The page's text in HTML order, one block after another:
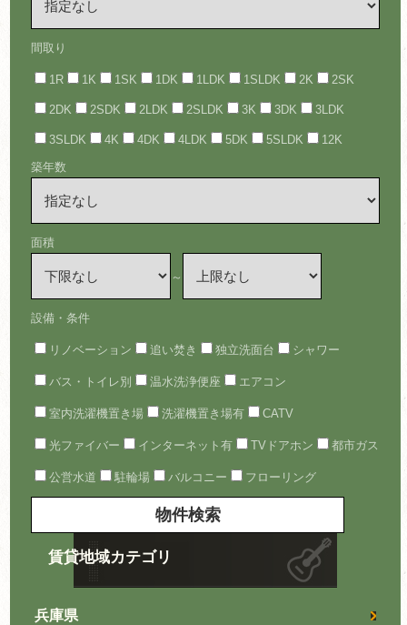
間取り
1R 1K 1SK 1DK 1LDK 1SLDK 2K 2SK
2DK 2SDK 2LDK 2SLDK 3K 3DK 3LDK
3SLDK 4K 4DK 4LDK 5DK 5SLDK
12K
築年数
面積
～
設備・条件
リノベーション 追い焚き 独立洗面台 シャワー
バス・トイレ別 温水洗浄便座 エアコン
室内洗濯機置き場 洗濯機置き場有 CATV
光ファイバー インターネット有 TVドアホン 都市ガス
公営水道 駐輪場 バルコニー フローリング
賃貸地域カテゴリ
兵庫県